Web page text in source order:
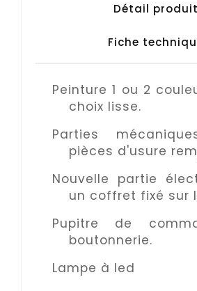
Détail produit
Fiche
Peinture 1 ou 2
choix lisse.
Parties
pièces d'usure
Nouvelle partie
un coffret fixé sur
Pupitre de
boutonnerie.
Lampe à led